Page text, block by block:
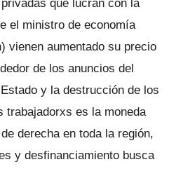
que lucran con la
el ministro de economía
vienen aumentado su precio
de los anuncios del
y la destrucción de los
trabajadorxs es la moneda
derecha en toda la región,
y desfinanciamiento busca